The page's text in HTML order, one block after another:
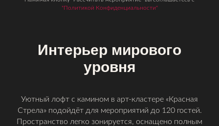
"Политикой Конфиденциальности"
Интерьер мирового
уровня
Уютный лофт с камином в арт-кластере «Красная
Стрела» подойдёт для мероприятий до 120 гостей.
Пространство легко зонируется, оснащено полным